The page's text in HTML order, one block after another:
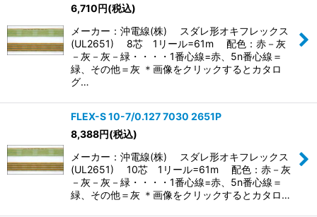
並び順:
6,710円(税込)
メーカー：沖電線(株) スダレ形オキフレックス
(UL2651) 8芯 1リール=61m 配色：赤－灰
－灰－灰－緑・・・・1番心線=赤、5n番心線＝
緑、その他＝灰 ＊画像をクリックするとカタロ
グ…
FLEX-S 10-7/0.127 7030 2651P
8,388円(税込)
メーカー：沖電線(株) スダレ形オキフレックス
(UL2651) 10芯 1リール=61m 配色：赤－灰
－灰－灰－緑・・・・1番心線=赤、5n番心線＝
緑、その他＝灰 ＊画像をクリックするとカタロ…